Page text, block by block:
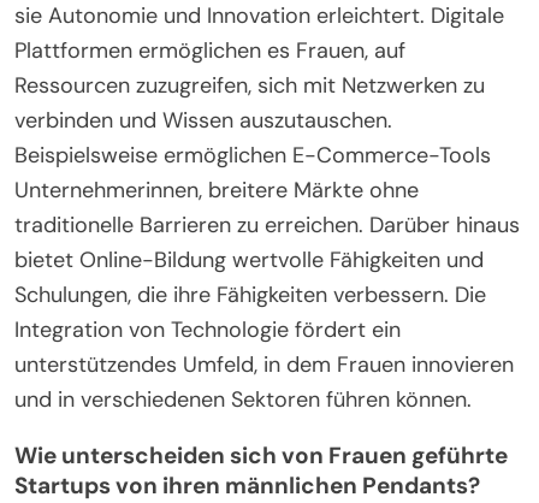
sie Autonomie und Innovation erleichtert. Digitale
Plattformen ermöglichen es Frauen, auf
Ressourcen zuzugreifen, sich mit Netzwerken zu
verbinden und Wissen auszutauschen.
Beispielsweise ermöglichen E-Commerce-Tools
Unternehmerinnen, breitere Märkte ohne
traditionelle Barrieren zu erreichen. Darüber hinaus
bietet Online-Bildung wertvolle Fähigkeiten und
Schulungen, die ihre Fähigkeiten verbessern. Die
Integration von Technologie fördert ein
unterstützendes Umfeld, in dem Frauen innovieren
und in verschiedenen Sektoren führen können.
Wie unterscheiden sich von Frauen geführte
Startups von ihren männlichen Pendants?